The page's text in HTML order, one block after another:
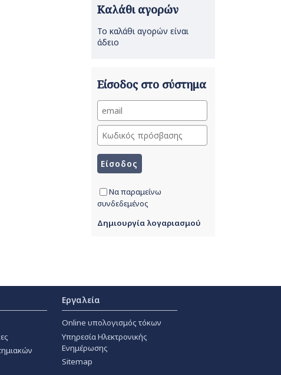
Καλάθι αγορών
Το καλάθι αγορών είναι
άδειο
Είσοδος στο σύστημα
Να παραμείνω
συνδεδεμένος
Δημιουργία λογαριασμού
Εργαλεία
Online υπολογισμός τόκων
Υπηρεσία Ηλεκτρονικής
Ενημέρωσης
Sitemap